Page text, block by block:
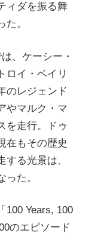
ィダを振る舞
。
、ケーシー・
ロイ・ベイリ
のレジェンド
やマルク・マ
を走行。ドゥ
在もその歴史
る光景は、
た。
100 Years, 100
のエピソード